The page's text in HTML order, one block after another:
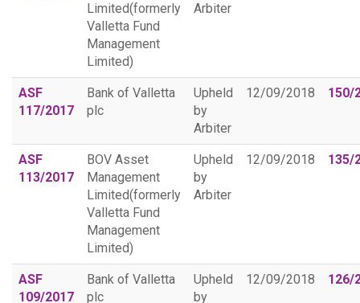
Limited(formerly
Valletta Fund
Management
Limited)
Arbiter
ASF
117/2017
Bank of Valletta
plc
Upheld
by
Arbiter
12/09/2018 150/
ASF
113/2017
BOV Asset
Management
Limited(formerly
Valletta Fund
Management
Limited)
Upheld
by
Arbiter
12/09/2018 135/
ASF
109/2017
Bank of Valletta
plc
Upheld
by
12/09/2018 126/